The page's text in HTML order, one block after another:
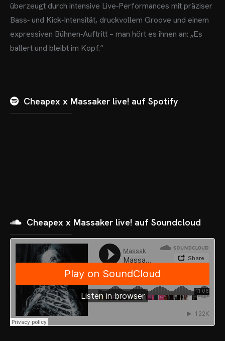
überzeugt durch intensive Live‑Performances mit präziser
Bass‑ und Kick‑Intensität, druckvollem Groove und einem
expressiven Bühnen‑Auftritt – man hört es ihnen an: „Es
ballert und bleibt im Kopf.“
Cheapex x Massaker live! auf Spotify
Cheapex x Massaker live! auf Soundcloud